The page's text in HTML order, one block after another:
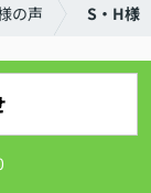
の声 S・H様